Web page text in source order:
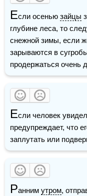
Если осенью зайцы
глубине леса, то
снежной зимы, если
зарываются в
продержаться очень
Если человек
предупреждает, что
заплутать или
Ранним утром,